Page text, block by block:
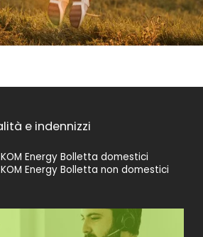
e indennizzi
Energy Bolletta domestici
Energy Bolletta non domestici